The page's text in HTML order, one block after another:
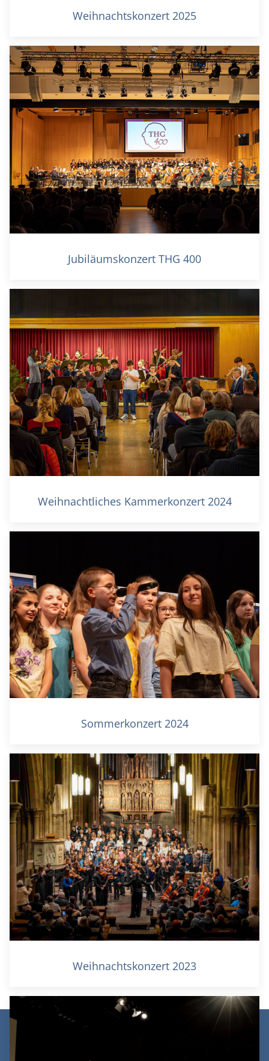
Weihnachtskonzert 2025
Jubiläumskonzert THG 400
Weihnachtliches Kammerkonzert 2024
Sommerkonzert 2024
Weihnachtskonzert 2023
© Theodor-Heuss-Gymnasium Heilbronn 2026 |
Datenschutz